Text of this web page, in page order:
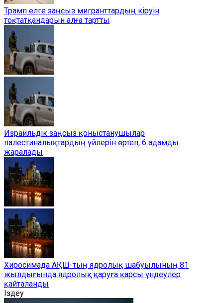
Трамп елге заңсыз мигранттардың кіруін
тоқтатқандарын алға тартты
Израильдік заңсыз қоныстанушылар
палестиналықтардың үйлерін өртеп, 6 адамды
жаралады
Хиросимада АҚШ-тың ядролық шабуылының 81
жылдығында ядролық қаруға қарсы үндеулер
қайталанды
Іздеу